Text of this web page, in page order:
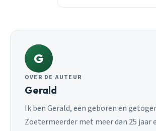
G
OVER DE AUTEUR
Gerald
Ik ben Gerald, een geboren en
Zoetermeerder met meer dan 25 jaar